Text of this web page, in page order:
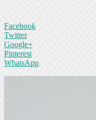
Facebook
Twitter
Google+
Pinterest
WhatsApp